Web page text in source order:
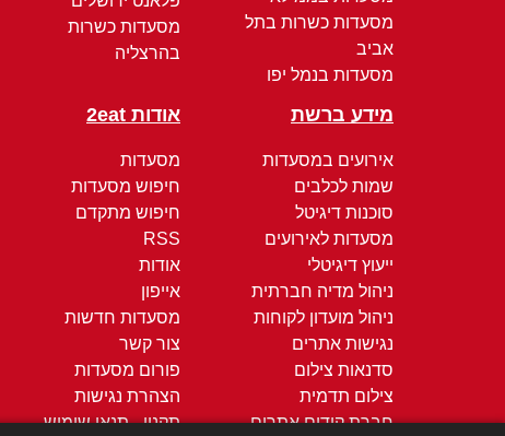
מסעדות כשרות בתל
אביב
מסעדות בנמל יפו
מסעדות כשרות
בהרצליה
מידע ברשת
אירועים במסעדות
שמות לכלבים
סוכנות דיגיטל
מסעדות לאירועים
ייעוץ דיגיטלי
ניהול מדיה חברתית
ניהול מועדון לקוחות
נגישות אתרים
סדנאות צילום
צילום תדמית
חברת קידום אתרים
אודות 2eat
מסעדות
חיפוש מסעדות
חיפוש מתקדם
RSS
אודות
אייפון
מסעדות חדשות
צור קשר
פורום מסעדות
הצהרת נגישות
תקנון - תנאי שימוש